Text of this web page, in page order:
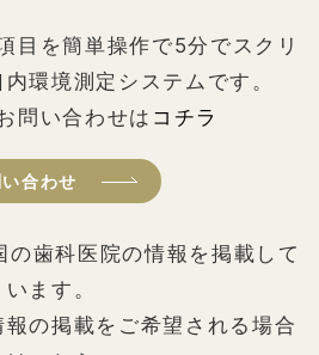
目を簡単操作で5分でスクリ
環境測定システムです。
問い合わせは コチラ
合わせ
歯科医院の情報を掲載して
います。
の掲載をご希望される場合